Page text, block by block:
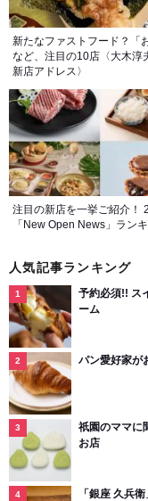
新たなファストフード？「
など、注目の10店〈大木淳
新店アドレス〉
注目の新店を一挙ご紹介！
「New Open News」ラン
人気記事ランキング
予約必須!! ス
ーム
パン愛好家が
祇園のママに
お店
「銀座 久兵